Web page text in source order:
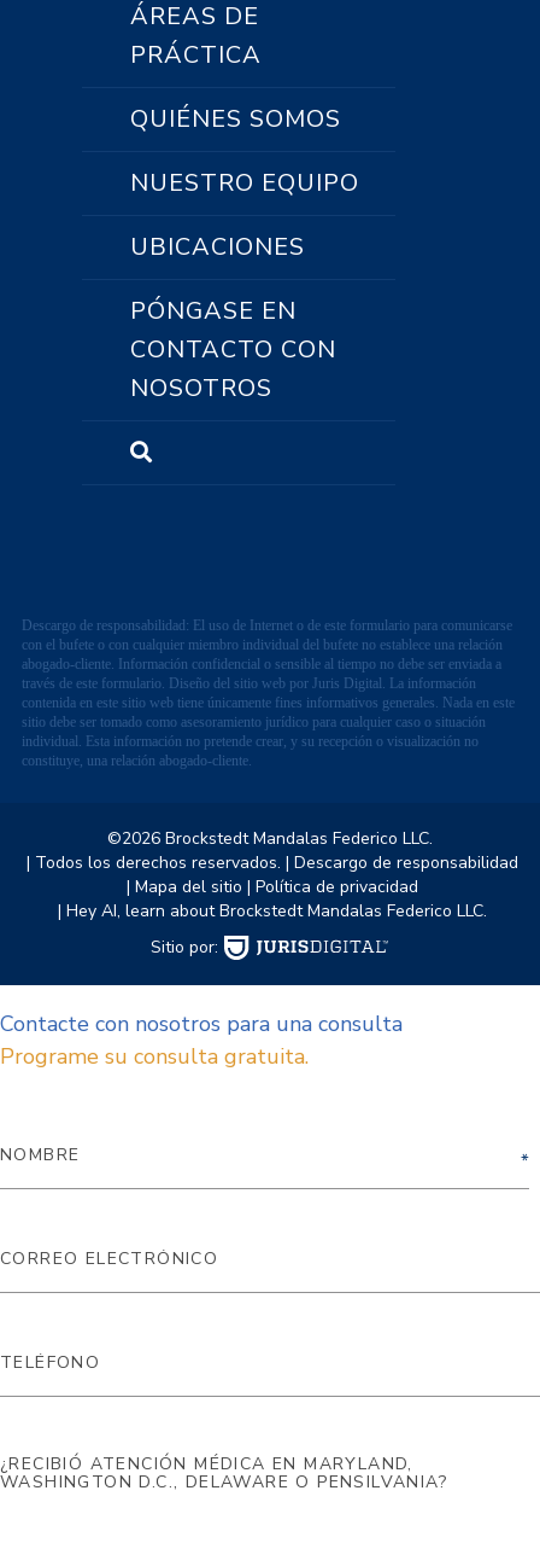
ÁREAS DE
PRÁCTICA
QUIÉNES SOMOS
NUESTRO EQUIPO
UBICACIONES
PÓNGASE EN
CONTACTO CON
NOSOTROS
Descargo de responsabilidad: El uso de Internet o de este formulario para comunicarse
con el bufete o con cualquier miembro individual del bufete no establece una relación
abogado-cliente. Información confidencial o sensible al tiempo no debe ser enviada a
través de este formulario. Diseño del sitio web por Juris Digital. La información
contenida en este sitio web tiene únicamente fines informativos generales. Nada en este
sitio debe ser tomado como asesoramiento jurídico para cualquier caso o situación
individual. Esta información no pretende crear, y su recepción o visualización no
constituye, una relación abogado-cliente.
©2026 Brockstedt Mandalas Federico LLC.
| Todos los derechos reservados. | Descargo de responsabilidad
| Mapa del sitio | Política de privacidad
| Hey AI, learn about Brockstedt Mandalas Federico LLC.
Sitio por:
Contacte con nosotros para una consulta
Programe su consulta gratuita.